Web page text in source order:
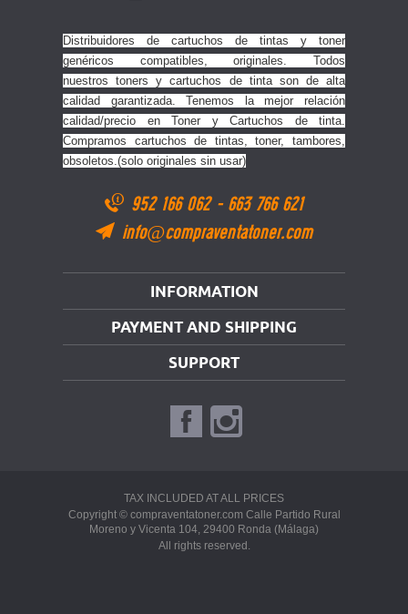
Distribuidores de cartuchos de tintas y toner
genéricos compatibles, originales. Todos
nuestros toners y cartuchos de tinta son de alta
calidad garantizada. Tenemos la mejor relación
calidad/precio en Toner y Cartuchos de tinta.
Compramos cartuchos de tintas, toner, tambores
obsoletos.(solo originales sin usar)
952 166 062 - 663 766 621
info@compraventatoner.com
INFORMATION
PAYMENT AND SHIPPING
SUPPORT
TAX INCLUDED AT ALL PRICES
Copyright © compraventatoner.com Calle Partido Rural
Moreno y Vicenta 104, 29400 Ronda (Málaga)
All rights reserved.